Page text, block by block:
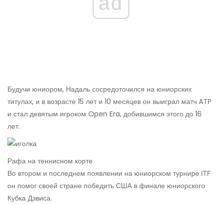
Будучи юниором, Надаль сосредоточился на юниорских
титулах, и в возрасте 15 лет и 10 месяцев он выиграл матч ATP
и стал девятым игроком Open Era, добившимся этого до 16
лет.
Рафа на теннисном корте
Во втором и последнем появлении на юниорском турнире ITF
он помог своей стране победить США в финале юниорского
Кубка Дэвиса.